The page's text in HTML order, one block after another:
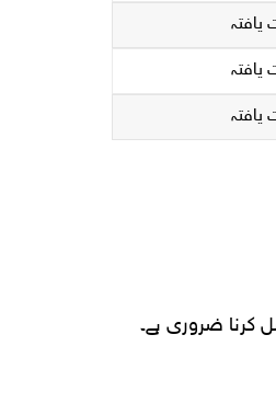
یافتہ
یافتہ
یافتہ
کرنا ضروری ہے۔